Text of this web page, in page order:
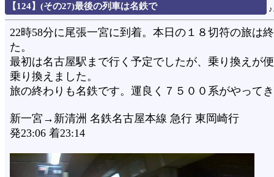
【124】(その27)最後の列車は名鉄で
22時58分に尾張一宮に到着。本日の１８切符の旅は
た。
最初は名古屋駅まで行く予定でしたが、乗り換えが
乗り換えました。
旅の終わりも名鉄です。運良く７５００系がやって
新一宮→新清洲 名鉄名古屋本線 急行 東岡崎行
発23:06 着23:14